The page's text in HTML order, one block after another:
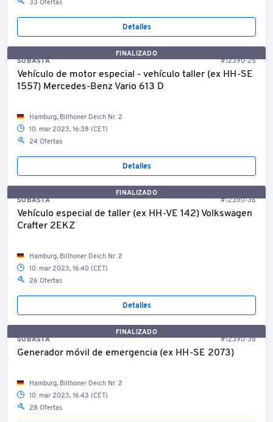
33 Ofertas
Detalles
FINALIZADO
SUBASTA
#12390-25
Vehículo de motor especial - vehículo taller (ex HH-SE
1557) Mercedes-Benz Vario 613 D
Hamburg, Billhoner Deich Nr. 2
10. mar 2023, 16:38 (CET)
24 Ofertas
Detalles
FINALIZADO
SUBASTA
#12390-36
Vehículo especial de taller (ex HH-VE 142) Volkswagen
Crafter 2EKZ
Hamburg, Billhoner Deich Nr. 2
10. mar 2023, 16:40 (CET)
26 Ofertas
Detalles
FINALIZADO
SUBASTA
#12390-38
Generador móvil de emergencia (ex HH-SE 2073)
Hamburg, Billhoner Deich Nr. 2
10. mar 2023, 16:43 (CET)
28 Ofertas